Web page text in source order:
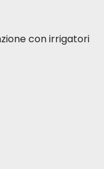
con irrigatori